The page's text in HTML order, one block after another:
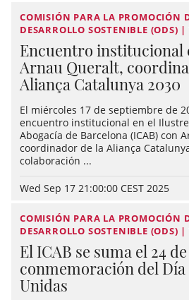
COMISIÓN PARA LA PROMOCIÓN
DESARROLLO SOSTENIBLE (ODS)
Encuentro institucional
Arnau Queralt,
Aliança Catalunya 2030
El miércoles 17 de septiembre de
encuentro institucional en el
Abogacía de Barcelona (ICAB) con
coordinador de la Aliança
colaboración ...
Wed Sep 17 21:00:00 CEST 2025
COMISIÓN PARA LA PROMOCIÓN
DESARROLLO SOSTENIBLE (ODS)
El ICAB se suma el 24
conmemoración del Día
Unidas